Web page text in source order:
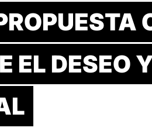
EL DESEO